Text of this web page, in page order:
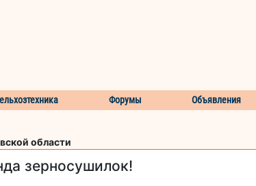
Форумы Объявления
области
зерносушилок!